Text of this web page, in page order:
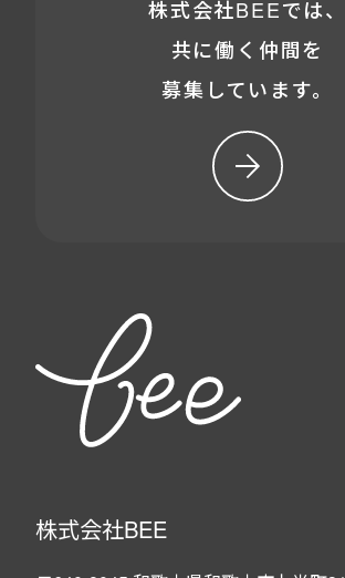
株式会社BEEでは、
共に働く仲間を
募集しています。
株式会社BEE